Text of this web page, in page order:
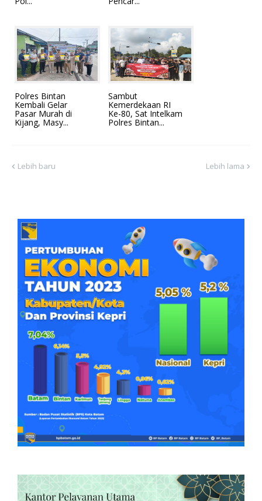
Polres Bintan
Kembali Gelar
Pasar Murah di
Kijang, Masy...
Sambut
Kemerdekaan RI
Ke-80, Sat Intelkam
Polres Bintan...
Lebih baru Lebih lama